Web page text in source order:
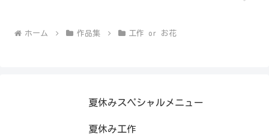
ホーム 作品集 工作 or お花
夏休みスペシャルメニュー
夏休み工作